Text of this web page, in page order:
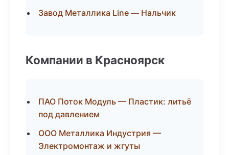
Завод Металлика Line — Нальчик
Компании в Красноярск
ПАО Поток Модуль — Пластик: литьё
под давлением
ООО Металлика Индустрия —
Электромонтаж и жгуты